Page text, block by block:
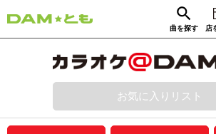
曲を探す 店
動画からさがす
ログイン
プレミアムサービス
お気に入りリスト